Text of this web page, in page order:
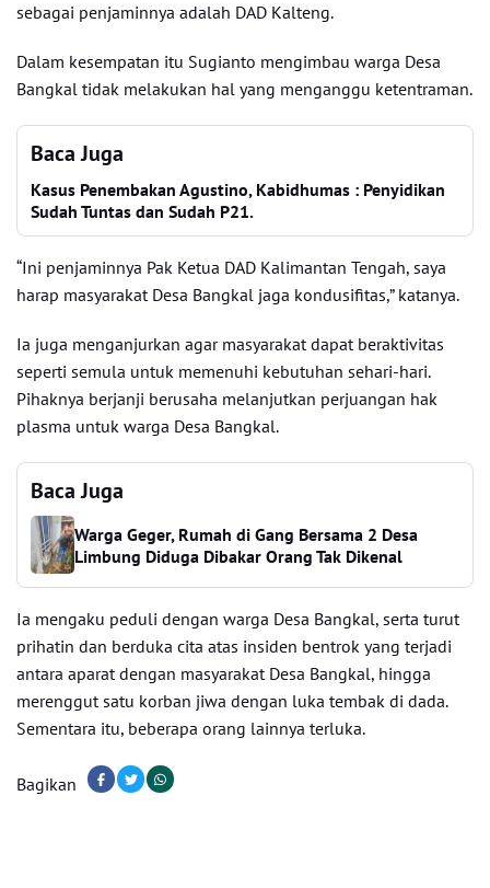
sebagai penjaminnya adalah DAD Kalteng.
Dalam kesempatan itu Sugianto mengimbau warga Desa
Bangkal tidak melakukan hal yang menganggu ketentraman.
Baca Juga
Kasus Penembakan Agustino, Kabidhumas : Penyidikan
Sudah Tuntas dan Sudah P21.
“Ini penjaminnya Pak Ketua DAD Kalimantan Tengah, saya
harap masyarakat Desa Bangkal jaga kondusifitas,” katanya.
Ia juga menganjurkan agar masyarakat dapat beraktivitas
seperti semula untuk memenuhi kebutuhan sehari-hari.
Pihaknya berjanji berusaha melanjutkan perjuangan hak
plasma untuk warga Desa Bangkal.
Baca Juga
Warga Geger, Rumah di Gang Bersama 2 Desa
Limbung Diduga Dibakar Orang Tak Dikenal
Ia mengaku peduli dengan warga Desa Bangkal, serta turut
prihatin dan berduka cita atas insiden bentrok yang terjadi
antara aparat dengan masyarakat Desa Bangkal, hingga
merenggut satu korban jiwa dengan luka tembak di dada.
Sementara itu, beberapa orang lainnya terluka.
Bagikan